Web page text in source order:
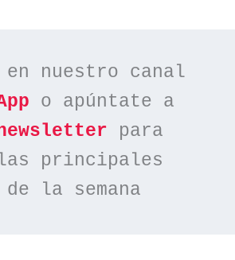
en nuestro canal
o apúntate a
para
principales
la semana